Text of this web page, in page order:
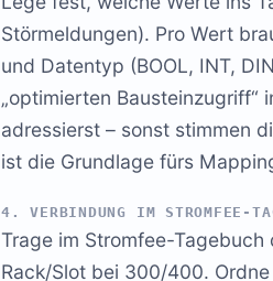
Störmeldungen). Pro Wert
und Datentyp (BOOL, INT,
„optimierten Bausteinzugriff“
adressierst – sonst stimmen
ist die Grundlage fürs
4. VERBINDUNG IM STROMFEE-
Trage im Stromfee-
Rack/Slot bei 300/400.